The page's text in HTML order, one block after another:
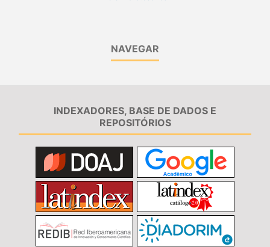
NAVEGAR
INDEXADORES, BASE DE DADOS E
REPOSITÓRIOS